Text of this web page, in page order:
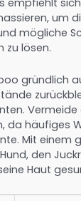
empfiehlt
um
mögliche
zu lösen.
gründlich
da häufiges
Mit einem
den
Haut